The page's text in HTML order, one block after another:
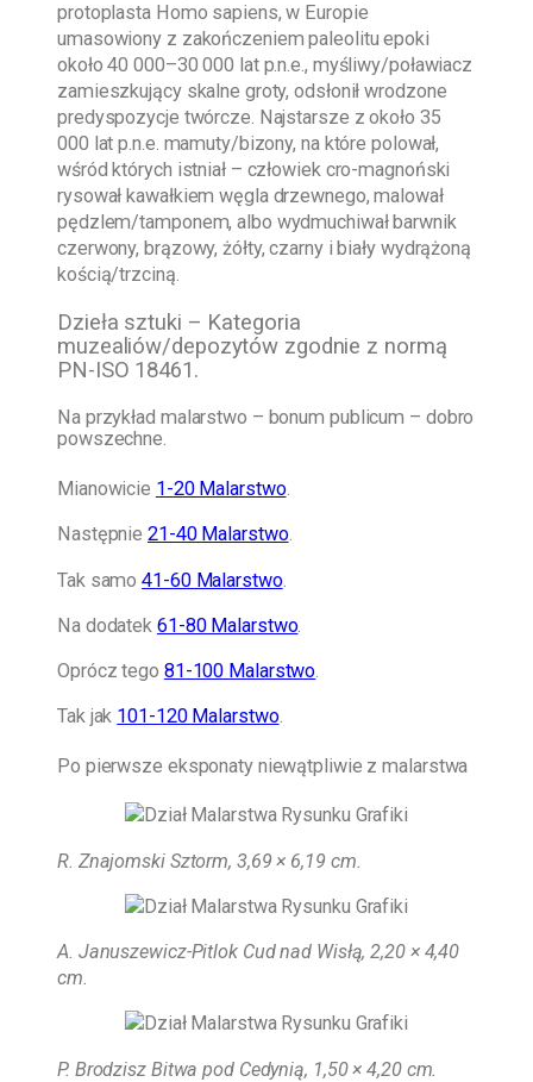
protoplasta Homo sapiens, w Europie
umasowiony z zakończeniem paleolitu epoki
około 40 000–30 000 lat p.n.e., myśliwy/poławiacz
zamieszkujący skalne groty, odsłonił wrodzone
predyspozycje twórcze. Najstarsze z około 35
000 lat p.n.e. mamuty/bizony, na które polował,
wśród których istniał – człowiek cro-magnoński
rysował kawałkiem węgla drzewnego, malował
pędzlem/tamponem, albo wydmuchiwał barwnik
czerwony, brązowy, żółty, czarny i biały wydrążoną
kością/trzciną.
Dzieła sztuki – Kategoria
muzealiów/depozytów zgodnie z normą
PN-ISO 18461.
Na przykład malarstwo – bonum publicum – dobro
powszechne.
Mianowicie 1-20 Malarstwo.
Następnie 21-40 Malarstwo.
Tak samo41-60 Malarstwo.
Na dodatek 61-80 Malarstwo.
Oprócz tego 81-100 Malarstwo.
Tak jak 101-120 Malarstwo.
Po pierwsze eksponaty niewątpliwie z malarstwa
R. Znajomski Sztorm, 3,69 × 6,19 cm
A. Januszewicz-Pitlok Cud nad Wisłą, 2,20 × 4,40
cm.
P. Brodzisz Bitwa pod Cedynią, 1,50 × 4,20 cm.